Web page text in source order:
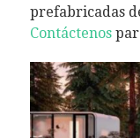
prefabricadas
Contáctenos